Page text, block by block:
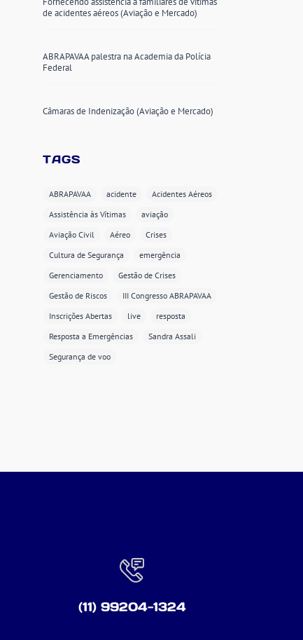
de acidentes aéreos (Aviação e Mercado)
ABRAPAVAA palestra na Academia da Polícia
Federal
Câmaras de Indenização (Aviação e Mercado)
TAGS
ABRAPAVAA acidente
Acidentes Aéreos
Assistência às Vítimas
aviação
Aviação Civil
Aéreo
Crises
Cultura de Segurança
emergência
Gerenciamento
Gestão de Crises
Gestão de Riscos
III Congresso ABRAPAVAA
Inscrições Abertas
live
resposta
Resposta a Emergências
Sandra Assali
Segurança de voo
(11) 99204-1324